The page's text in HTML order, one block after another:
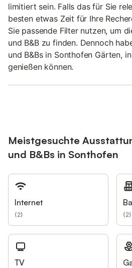
limitiert sein. Falls das für Sie
besten etwas Zeit für Ihre
Sie passende Filter nutzen, um
und B&B zu finden. Dennoch
und B&Bs in Sonthofen Gärten,
genießen können.
Meistgesuchte
und B&Bs in Sonthofen
Internet
(2) (2)
TV